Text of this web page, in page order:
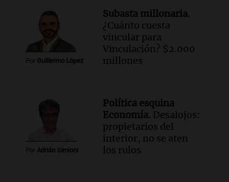
contra el tiempo: necesita un trasplante
para poder seguir viviend
Una mañana para todos
Episodios
Audio.Estiman que la inflación nacional
Una mañana para todos
Episodios
Audio.
Altas Cumbres: rescataron a una
cabra que llevaba ocho días atrapada en
un precipicio
Por Guillermo López
Subasta millonaria.
¿Cuánto cuesta
vincular para
Vinculación? $2.000
millones
Por Adrián Simioni
Política esquina
Economía. Desalojos:
propietarios del
interior, no se aten
los rulos